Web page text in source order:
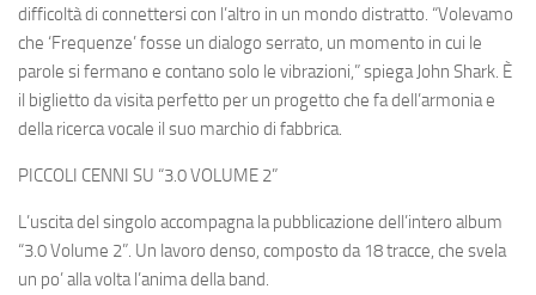
difficoltà di connettersi con l’altro in un mondo distratto. “Volevamo
che ‘Frequenze’ fosse un dialogo serrato, un momento in cui le
parole si fermano e contano solo le vibrazioni,” spiega John Shark. È
il biglietto da visita perfetto per un progetto che fa dell’armonia e
della ricerca vocale il suo marchio di fabbrica.
PICCOLI CENNI SU “3.0 VOLUME 2”
L’uscita del singolo accompagna la pubblicazione dell’intero album
“3.0 Volume 2”. Un lavoro denso, composto da 18 tracce, che svela
un po’ alla volta l’anima della band.